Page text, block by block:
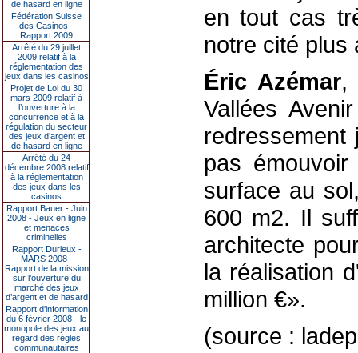
de hasard en ligne
Fédération Suisse
des Casinos -
Rapport 2009
Arrêté du 29 juillet
2009 relatif à la
réglementation des
jeux dans les casinos
Projet de Loi du 30
mars 2009 relatif à
l’ouverture à la
concurrence et à la
régulation du secteur
des jeux d’argent et
de hasard en ligne
Arrêté du 24
décembre 2008 relatif
à la réglementation
des jeux dans les
casinos
Rapport Bauer - Juin
2008 - Jeux en ligne
et menaces
criminelles
Rapport Durieux -
MARS 2008 -
Rapport de la mission
sur l’ouverture du
marché des jeux
d’argent et de hasard
Rapport d'information
du 6 février 2008 - le
monopole des jeux au
regard des règles
communautaires
en tout cas
notre cité plus
Éric Azémar,
Vallées
redressement
pas
surface au
600 m2. Il
architecte
la réalisation
million €».
(source :